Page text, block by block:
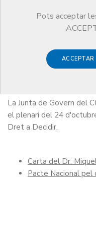
Pots acceptar
ACCEPTAR
12 DE NOVEMBRE DE 2013
El COMB
La Junta de Govern del
el plenari del 24
Dret a Decidir.
Carta del Dr.
Pacte Nacional pel